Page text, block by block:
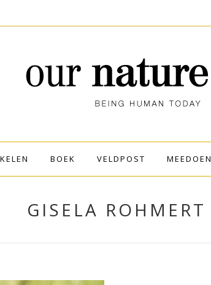
BOEK VELDPOST MEEDOEN
GISELA ROHMERT